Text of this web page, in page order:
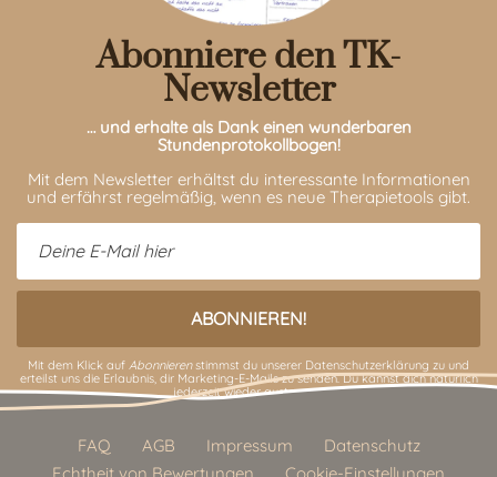
Abonniere den TK-
Newsletter
… und erhalte als Dank einen wunderbaren
Stundenprotokollbogen!
Mit dem Newsletter erhältst du interessante Informationen
und erfährst regelmäßig, wenn es neue Therapietools gibt.
Mit dem Klick auf Abonnierenstimmst du unserer Datenschutzerklärung zu und
erteilst uns die Erlaubnis, dir Marketing-E-Mails zu senden. Du kannst dich natürlich
jederzeit wieder austragen.
FAQ AGB Impressum
Datenschutz